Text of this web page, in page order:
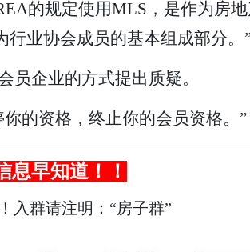
的规定使用MLS，是作为房
业协会成员的基本组成部分。
员企业的方式提出质疑。
的资格，终止你的会员资格。”
息早知道！！
入群请注明：“房子群”